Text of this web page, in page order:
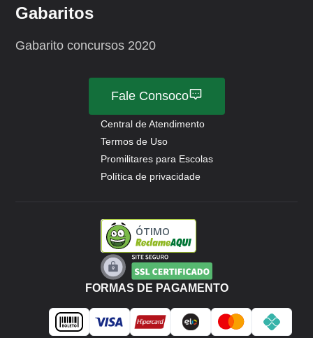
Gabaritos
Gabarito concursos 2020
Central de Atendimento
Termos de Uso
Promilitares para Escolas
Política de privacidade
Fale Consoco
ÓTIMO
FORMAS DE PAGAMENTO